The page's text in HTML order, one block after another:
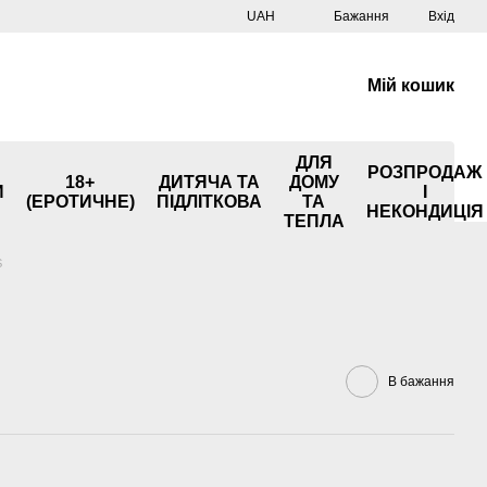
UAH Бажання Вхід
Мій кошик
18+
(ЕРОТИЧНЕ)
ДИТЯЧА ТА
ПІДЛІТКОВА
ДЛЯ
ДОМУ
ТА
ТЕПЛА
РОЗПРОДАЖ
НЕКОНДИЦІЯ
В бажання